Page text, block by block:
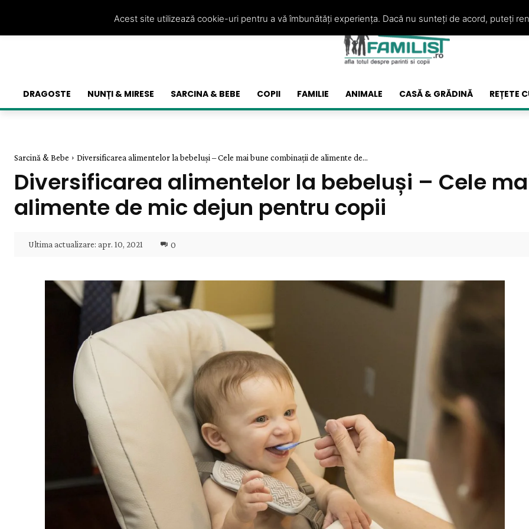
DRAGOSTE NUNȚI & MIRESE SARCINA & BEBE COPII FAMILIE ANIMALE CASĂ & GRĂDINĂ REȚETE
Sarcină & Bebe Diversificarea alimentelor la bebeluși – Cele mai bune combinații de alimente de...
Diversificarea alimentelor la bebeluși – Cele
alimente de mic dejun pentru copii
Ultima actualizare: apr. 10, 2021 0
Acest site utilizează cookie-uri pentru a vă îmbunătăți experiența. Dacă nu sunteți de acord, puteți